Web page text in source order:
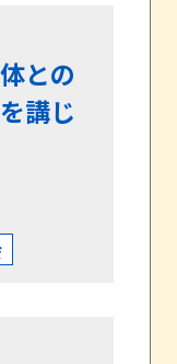
との
講じ